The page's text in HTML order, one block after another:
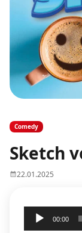
Comedy
Sketch
22.01.2025
Audio-
00:00